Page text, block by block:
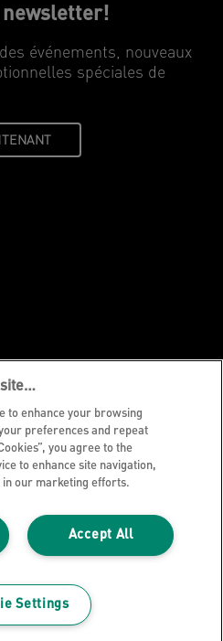
newsletter!
événements, nouveaux
spéciales de
emballages
site…
to enhance your browsing
preferences and repeat
you agree to the
to enhance site navigation,
in our marketing efforts.
Accept All
Settings